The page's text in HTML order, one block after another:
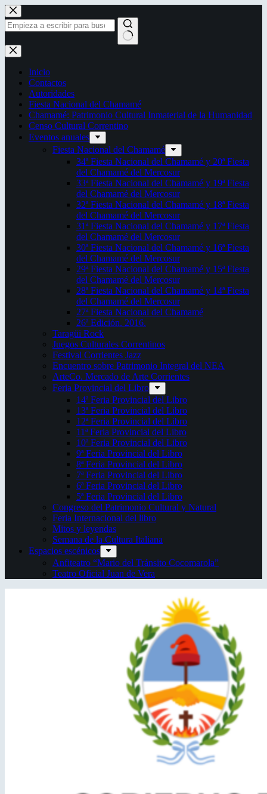
Saltar
al
contenido
Sin
resultados
Inicio
Contactos
Autoridades
Fiesta Nacional del Chamamé
Chamamé: Patrimonio Cultural Inmaterial de la Humanidad
Censo Cultural Correntino
Eventos anuales
Fiesta Nacional del Chamamé
34ª Fiesta Nacional del Chamamé y 20ª Fiesta
del Chamamé del Mercosur
33ª Fiesta Nacional del Chamamé y 19ª Fiesta
del Chamamé del Mercosur
32ª Fiesta Nacional del Chamamé y 18ª Fiesta
del Chamamé del Mercosur
31ª Fiesta Nacional del Chamamé y 17ª Fiesta
del Chamamé del Mercosur
30ª Fiesta Nacional del Chamamé y 16ª Fiesta
del Chamamé del Mercosur
29ª Fiesta Nacional del Chamamé y 15ª Fiesta
del Chamamé del Mercosur
28ª Fiesta Nacional del Chamamé y 14ª Fiesta
del Chamamé del Mercosur
27ª Fiesta Nacional del Chamamé
26ª Edición. 2016.
Taragüi Rock
Juegos Culturales Correntinos
Festival Corrientes Jazz
Encuentro sobre Patrimonio Integral del NEA
ArteCo. Mercado de Arte Corrientes
Feria Provincial del Libro
14ª Feria Provincial del Libro
13ª Feria Provincial del Libro
12ª Feria Provincial del Libro
11ª Feria Provincial del Libro
10ª Feria Provincial del Libro
9ª Feria Provincial del Libro
8ª Feria Provincial del Libro
7ª Feria Provincial del Libro
6ª Feria Provincial del Libro
5ª Feria Provincial del Libro
Congreso del Patrimonio Cultural y Natural
Feria Internacional del libro
Mitos y leyendas
Semana de la Cultura Italiana
Espacios escénicos
Anfiteatro “Mario del Tránsito Cocomarola”
Teatro Oficial Juan de Vera